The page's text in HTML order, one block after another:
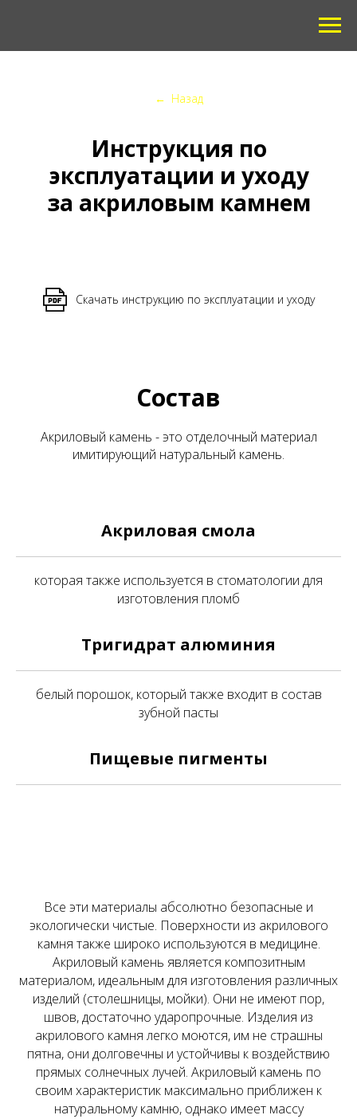
← Назад
Инструкция по
эксплуатации и уходу
за акриловым камнем
Скачать инструкцию по эксплуатации и уходу
Состав
Акриловый камень - это отделочный материал
имитирующий натуральный камень.
Акриловая смола
которая также используется в стоматологии для
изготовления пломб
Тригидрат алюминия
белый порошок, который также входит в состав
зубной пасты
Пищевые пигменты
Все эти материалы абсолютно безопасные и
экологически чистые. Поверхности из акрилового
камня также широко используются в медицине.
Акриловый камень является композитным
материалом, идеальным для изготовления различных
изделий (столешницы, мойки). Они не имеют пор,
швов, достаточно ударопрочные. Изделия из
акрилового камня легко моются, им не страшны
пятна, они долговечны и устойчивы к воздействию
прямых солнечных лучей. Акриловый камень по
своим характеристик максимально приближен к
натуральному камню, однако имеет массу